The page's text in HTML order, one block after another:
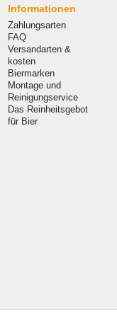
Informationen
Zahlungsarten
FAQ
Versandarten &
kosten
Biermarken
Montage und
Reinigungservice
Das Reinheitsgebot
für Bier